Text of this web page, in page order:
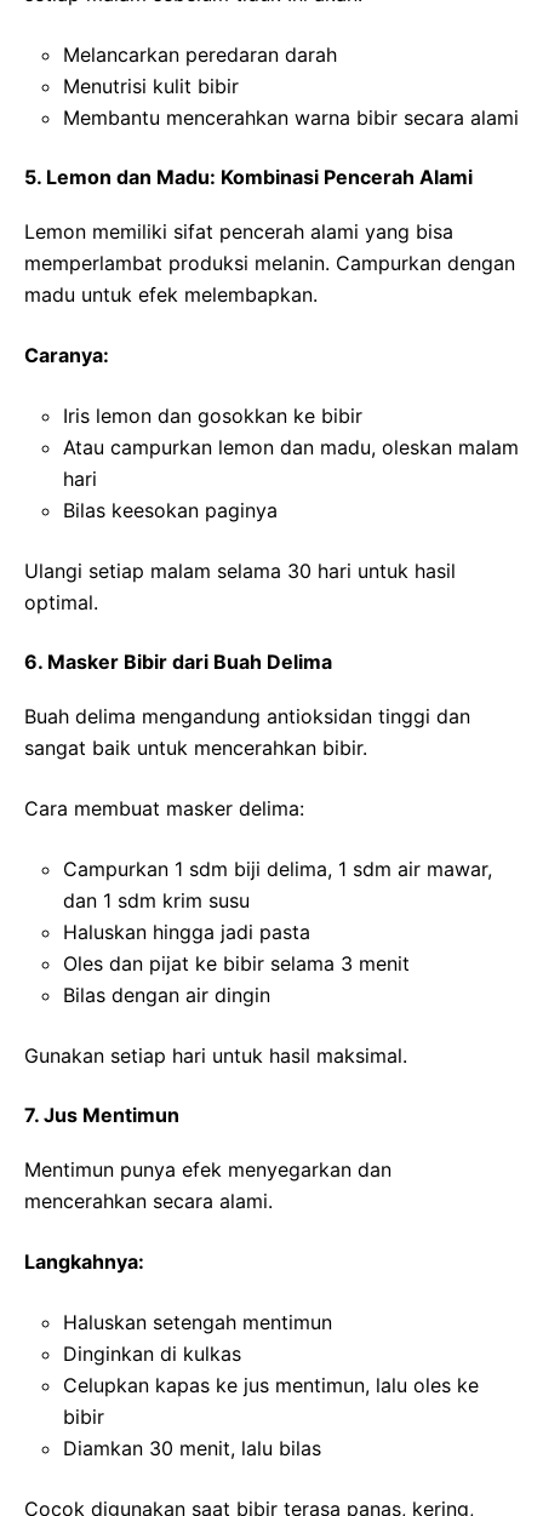
Melancarkan peredaran darah
Menutrisi kulit bibir
Membantu mencerahkan warna bibir secara alami
5. Lemon dan Madu: Kombinasi Pencerah Alami
Lemon memiliki sifat pencerah alami yang bisa
memperlambat produksi melanin. Campurkan dengan
madu untuk efek melembapkan.
Caranya:
Iris lemon dan gosokkan ke bibir
Atau campurkan lemon dan madu, oleskan malam
hari
Bilas keesokan paginya
Ulangi setiap malam selama 30 hari untuk hasil
optimal.
6. Masker Bibir dari Buah Delima
Buah delima mengandung antioksidan tinggi dan
sangat baik untuk mencerahkan bibir.
Cara membuat masker delima:
Campurkan 1 sdm biji delima, 1 sdm air mawar,
dan 1 sdm krim susu
Haluskan hingga jadi pasta
Oles dan pijat ke bibir selama 3 menit
Bilas dengan air dingin
Gunakan setiap hari untuk hasil maksimal.
7. Jus Mentimun
Mentimun punya efek menyegarkan dan
mencerahkan secara alami.
Langkahnya:
Haluskan setengah mentimun
Dinginkan di kulkas
Celupkan kapas ke jus mentimun, lalu oles ke
bibir
Diamkan 30 menit, lalu bilas
Cocok digunakan saat bibir terasa panas, kering,